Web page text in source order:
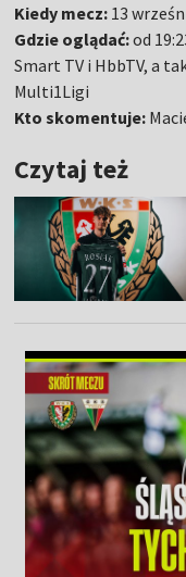
Kiedy mecz: 13
Gdzie oglądać:od
Smart TV i HbbTV, a
Multi1Ligi
Kto skomentuje:
Czytaj też